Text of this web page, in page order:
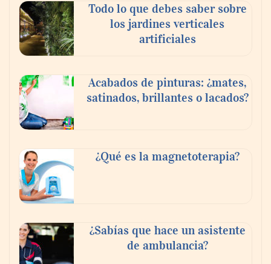
buscan proyectar talento mexicano y
fortalecer el turismo médico
Todo lo que debes saber sobre
los jardines verticales
artificiales
Acabados de pinturas: ¿mates,
satinados, brillantes o lacados?
¿Qué es la magnetoterapia?
¿Sabías que hace un asistente
de ambulancia?